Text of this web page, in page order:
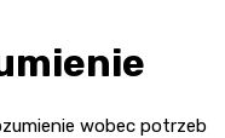
wobec potrzeb